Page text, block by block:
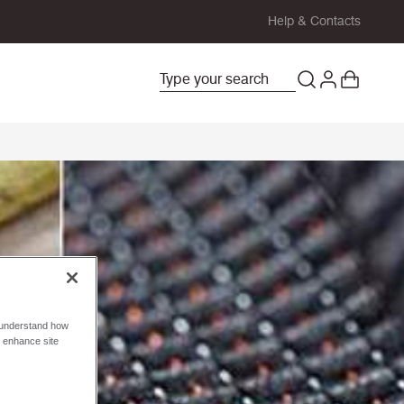
Help & Contacts
how
enhance site